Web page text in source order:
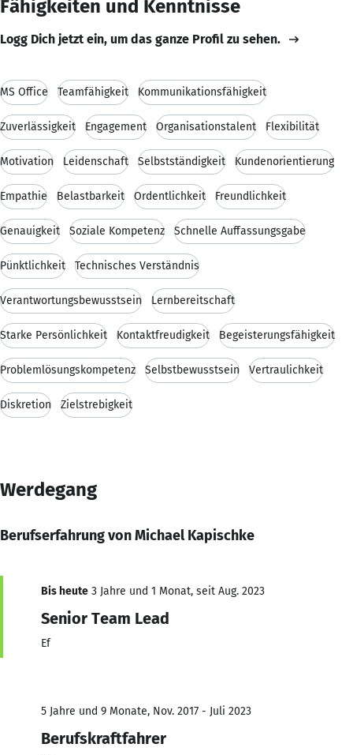
Fähigkeiten und Kenntnisse
Logg Dich jetzt ein, um das ganze Profil zu sehen.
MS Office Teamfähigkeit Kommunikationsfähigkeit
Zuverlässigkeit Engagement Organisationstalent Flexibilität
Motivation Leidenschaft Selbstständigkeit Kundenorientierung
Empathie Belastbarkeit Ordentlichkeit Freundlichkeit
Genauigkeit Soziale Kompetenz Schnelle Auffassungsgabe
Pünktlichkeit Technisches Verständnis
Verantwortungsbewusstsein Lernbereitschaft
Starke Persönlichkeit Kontaktfreudigkeit Begeisterungsfähigkeit
Problemlösungskompetenz Selbstbewusstsein Vertraulichkeit
Diskretion Zielstrebigkeit
Werdegang
Berufserfahrung von Michael Kapischke
Bis heute 3 Jahre und 1 Monat, seit Aug. 2023
Senior Team Lead
Ef
5 Jahre und 9 Monate, Nov. 2017 - Juli 2023
Berufskraftfahrer